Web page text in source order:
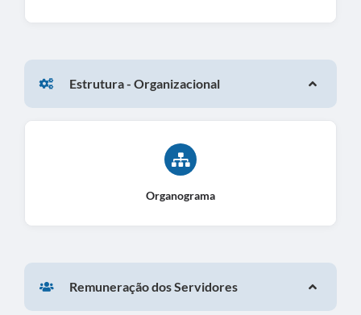
Estrutura - Organizacional
Organograma
Remuneração dos Servidores